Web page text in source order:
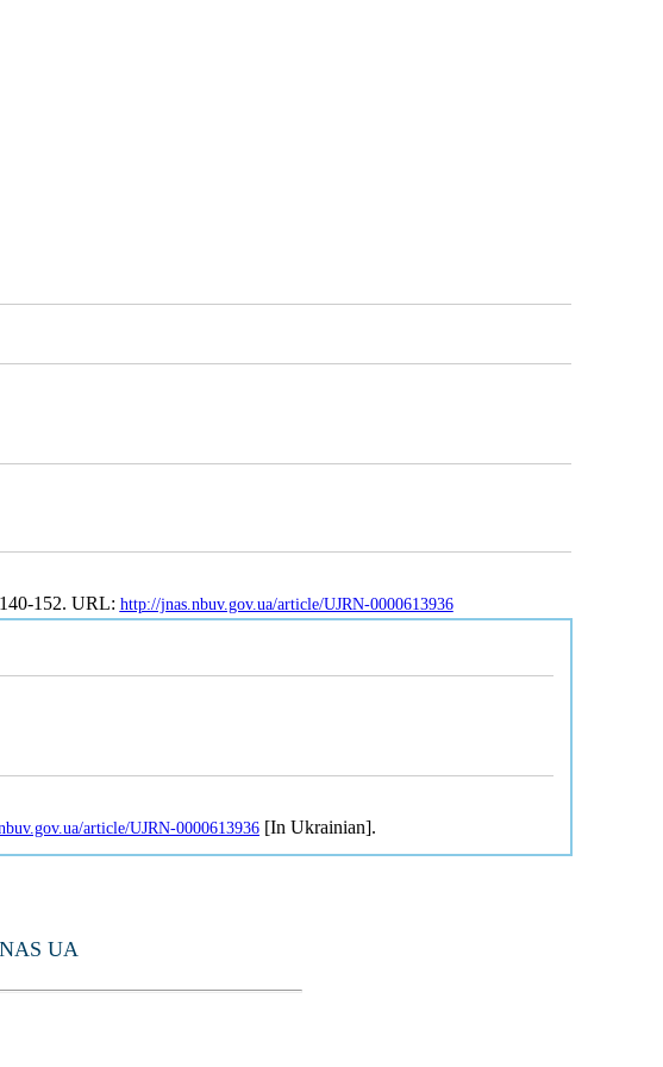
152. URL: http://jnas.nbuv.gov.ua/article/UJRN-0000613936
article/UJRN-0000613936[In Ukrainian].
UA